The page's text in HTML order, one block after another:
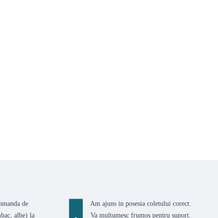
de
albe) la
Am ajuns in posesia coletului corect.
Va multumesc frumos pentru suport.